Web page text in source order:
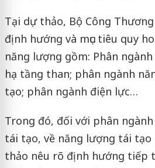
Tại dự thảo, Bộ Công
định hướng và mục tiêu quy
năng lượng gồm: Phân
hạ tầng than; phân ngành
tạo; phân ngành điện lực…
Trong đó, đối với phân
tái tạo, về năng lượng tái
thảo nêu rõ định hướng tiếp